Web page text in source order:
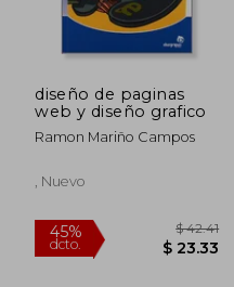
45%
dcto. $ 51.89
diseño de paginas
web y diseño grafico
Ramon Mariño Campos
, Nuevo